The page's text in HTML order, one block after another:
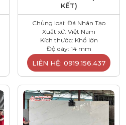
KẾT)
Chủng loại: Đá Nhân Tạo
Xuất xứ: Việt Nam
Kích thước: Khổ lớn
Độ dày: 14 mm
LIÊN HỆ: 0919.156.437